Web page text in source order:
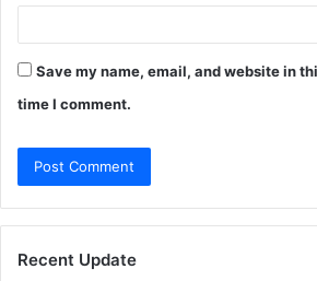
Save my name, email, and website in
time I comment.
Recent Update